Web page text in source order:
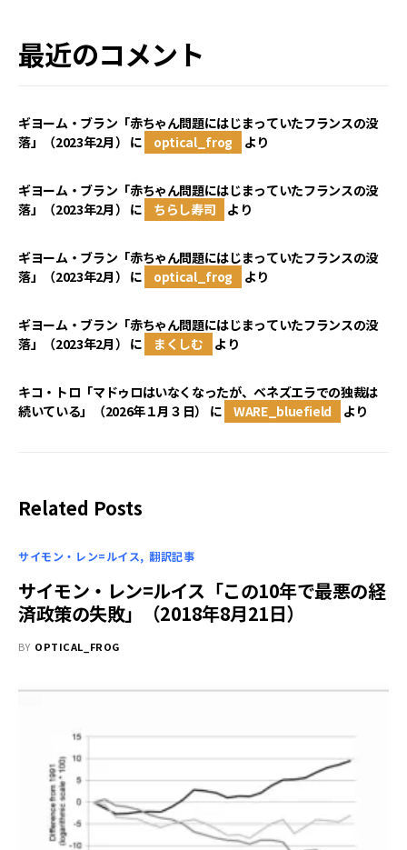
最近のコメント
ギヨーム・ブラン「赤ちゃん問題にはじまっていたフランスの没
落」（2023年2月） に optical_frog より
ギヨーム・ブラン「赤ちゃん問題にはじまっていたフランスの没
落」（2023年2月） に ちらし寿司 より
ギヨーム・ブラン「赤ちゃん問題にはじまっていたフランスの没
落」（2023年2月） に optical_frog より
ギヨーム・ブラン「赤ちゃん問題にはじまっていたフランスの没
落」（2023年2月） に まくしむ より
キコ・トロ「マドゥロはいなくなったが、ベネズエラでの独裁は
続いている」（2026年１月３日）
に WARE_bluefield より
Related Posts
サイモン・レン=ルイス 翻訳記事
サイモン・レン=ルイス「この10年で最悪の経
済政策の失敗」（2018年8月21日）
BY OPTICAL_FROG